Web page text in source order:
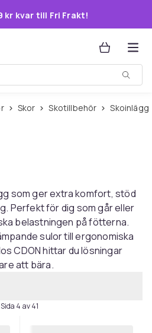
kr kvar till Fri Frakt!
Skor Skotillbehör Skoinlägg
som ger extra komfort, stöd
Perfekt för dig som går eller
belastningen på fötterna.
sulor till ergonomiska
CDON hittar du lösningar
att bära.
Sida 4 av 41